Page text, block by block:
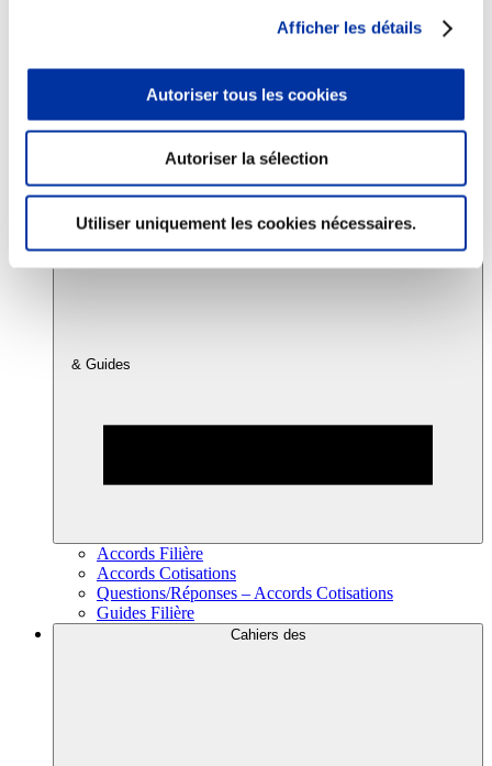
Afficher les détails
Autoriser tous les cookies
Autoriser la sélection
Utiliser uniquement les cookies nécessaires.
Consommation
Sécurité sanitaire
Juste rémunération et attractivité des métiers
Info-veille scientifique
Accords
& Guides
Accords Filière
Accords Cotisations
Questions/Réponses – Accords Cotisations
Guides Filière
Cahiers des